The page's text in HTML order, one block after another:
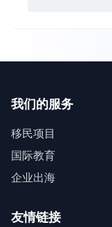
我们的服务
移民项目
国际教育
企业出海
友情链接